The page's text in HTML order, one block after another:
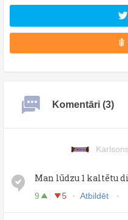
Komentāri (3)
Man lūdzu 1 kaltētu
9 5 Atbildēt